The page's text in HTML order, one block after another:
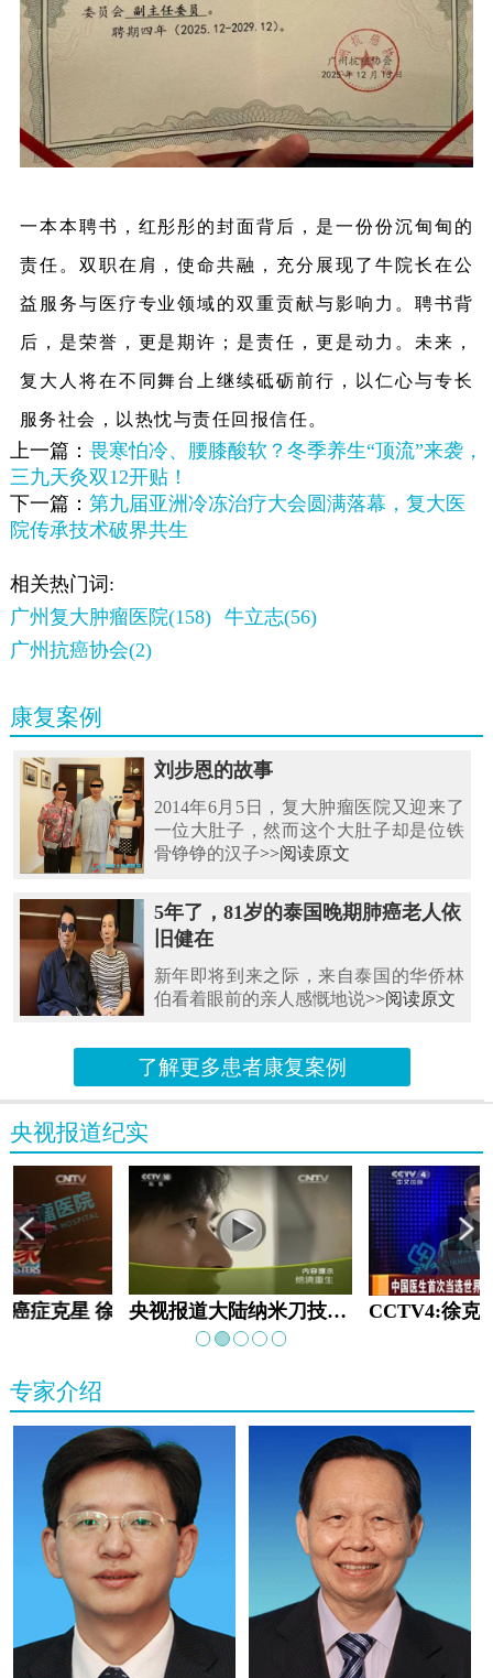
一本本聘书，红彤彤的封面背后，是一份份沉甸甸的
责任。双职在肩，使命共融，充分展现了牛院长在公
益服务与医疗专业领域的双重贡献与影响力。聘书背
后，是荣誉，更是期许；是责任，更是动力。未来，
复大人将在不同舞台上继续砥砺前行，以仁心与专长
服务社会，以热忱与责任回报信任。
上一篇： 畏寒怕冷、腰膝酸软？冬季养生“顶流”来袭，
三九天灸双12开贴！
下一篇： 第九届亚洲冷冻治疗大会圆满落幕，复大医
院传承技术破界共生
相关热门词:
广州复大肿瘤医院(158)
牛立志(56)
广州抗癌协会(2)
康复案例
刘步恩的故事
2014年6月5日，复大肿瘤医院又迎来了
一位大肚子，然而这个大肚子却是位铁
骨铮铮的汉子>>阅读原文
5年了，81岁的泰国晚期肺癌老人依
旧健在
新年即将到来之际，来自泰国的华侨林
伯看着眼前的亲人感慨地说>>阅读原文
了解更多患者康复案例
央视报道纪实
癌症克星 徐克成 央视报道大陆纳米刀技术手术：绝境重生
专家介绍